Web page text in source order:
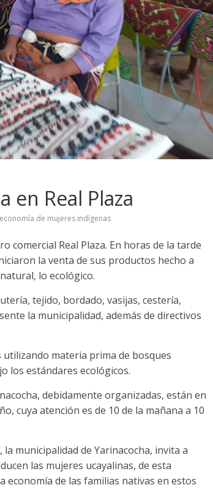
en Real Plaza
de mujeres indígenas
comercial Real Plaza. En horas de la tarde
la venta de sus productos hecho a
lo ecológico.
tejido, bordado, vasijas, cestería,
la municipalidad, además de directivos
materia prima de bosques
los estándares ecológicos.
debidamente organizadas, están en
cuya atención es de 10 de la mañana a 10
municipalidad de Yarinacocha, invita a
las mujeres ucayalinas, de esta
de las familias nativas en estos